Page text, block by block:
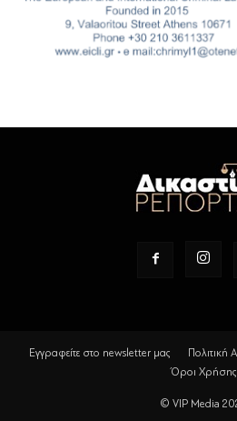
Εγγραφείτε στο newsletter μας Πολιτική
Όροι Χρήσης
© VIP Media